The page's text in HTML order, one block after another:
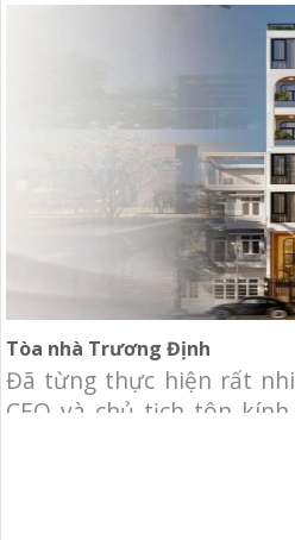
ngân hàng Agribank
Agribank chi nhánh
Văn Tần, phường 2, TP
Tòa nhà Trương Định
Đã từng thực hiện rất
CEO và chủ tịch tôn